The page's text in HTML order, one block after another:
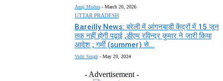
Anuj Mishra - March 20, 2026
UTTAR PRADESH
Bareilly News: बरेली में आंगनबाड़ी केंद्रों में 15 जून
तक नहीं होगी पढ़ाई ,डीएम रविन्द्र कुमार ने जारी किया
आदेश ; गर्मी (summer) से...
Vidit Singh - May 29, 2024
- Advertisement -